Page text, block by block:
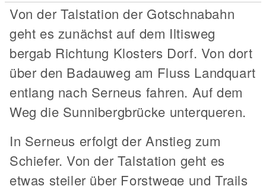
Von der Talstation der Gotschnabahn
geht es zunächst auf dem Iltisweg
bergab Richtung Klosters Dorf. Von dort
über den Badauweg am Fluss Landquart
entlang nach Serneus fahren. Auf dem
Weg die Sunnibergbrücke unterqueren.
In Serneus erfolgt der Anstieg zum
Schiefer. Von der Talstation geht es
etwas steiler über Forstwege und Trails